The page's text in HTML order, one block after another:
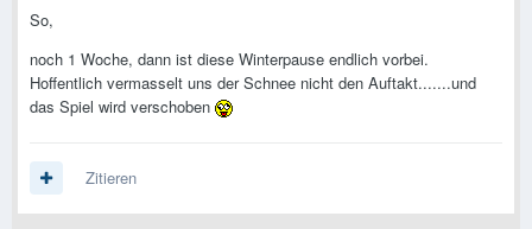
So,
noch 1 Woche, dann ist diese Winterpause endlich vorbei.
Hoffentlich vermasselt uns der Schnee nicht den Auftakt.......und
das Spiel wird verschoben
Zitieren